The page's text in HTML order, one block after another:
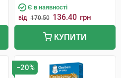
Є в наявності
від 170.50 136.40 грн
КУПИТИ
−20%